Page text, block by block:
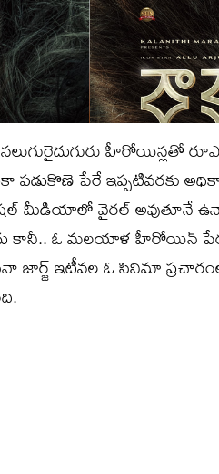
హీరోయిన్లతో
పడుకొణె పేరే ఇప్పటివరకు
మీడియాలో వైరల్‌ అవుతూనే
ఓ మలయాళ హీరోయిన్‌ పేరు
ఇటీవల ఓ సినిమా